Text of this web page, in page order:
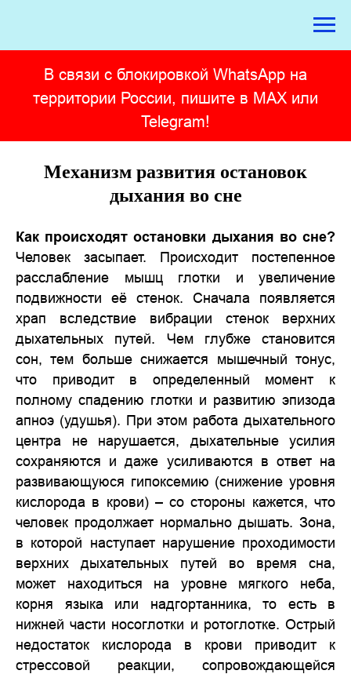
В связи с блокировкой WhatsApp на
территории России, пишите в MAX или
Telegram!
Механизм развития остановок
дыхания во сне
Как происходят остановки дыхания во сне?
Человек засыпает. Происходит постепенное
расслабление мышц глотки и увеличение
подвижности её стенок. Сначала появляется
храп вследствие вибрации стенок верхних
дыхательных путей. Чем глубже становится
сон, тем больше снижается мышечный тонус,
что приводит в определенный момент к
полному спадению глотки и развитию эпизода
апноэ (удушья). При этом работа дыхательного
центра не нарушается, дыхательные усилия
сохраняются и даже усиливаются в ответ на
развивающуюся гипоксемию (снижение уровня
кислорода в крови) – со стороны кажется, что
человек продолжает нормально дышать. Зона,
в которой наступает нарушение проходимости
верхних дыхательных путей во время сна,
может находиться на уровне мягкого неба,
корня языка или надгортанника, то есть в
нижней части носоглотки и ротоглотке. Острый
недостаток кислорода в крови приводит к
стрессовой реакции, сопровождающейся